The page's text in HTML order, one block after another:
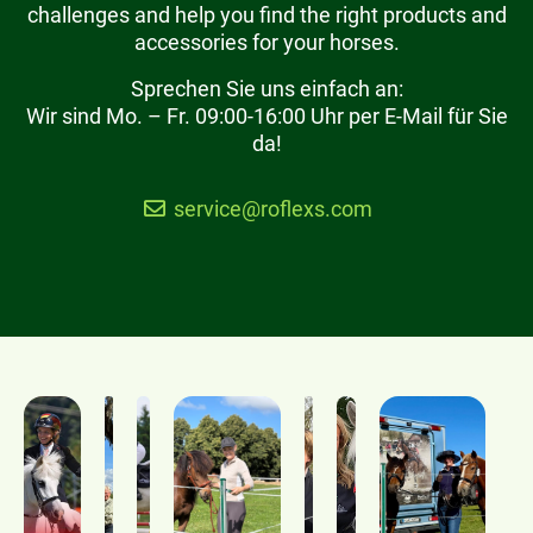
challenges and help you find the right products and
accessories for your horses.
Sprechen Sie uns einfach an:
Wir sind Mo. – Fr. 09:00-16:00 Uhr per E-Mail für Sie
da!
service@roflexs.com